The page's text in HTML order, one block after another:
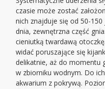
czasie może zostać
nich znajduje się od 50-
dnia, zewnętrzna część
cieniutką twardawą
widać poruszające się
delikatnie, aż do momentu
w zbiorniku wodnym. Do
akwarium z pokrywą.